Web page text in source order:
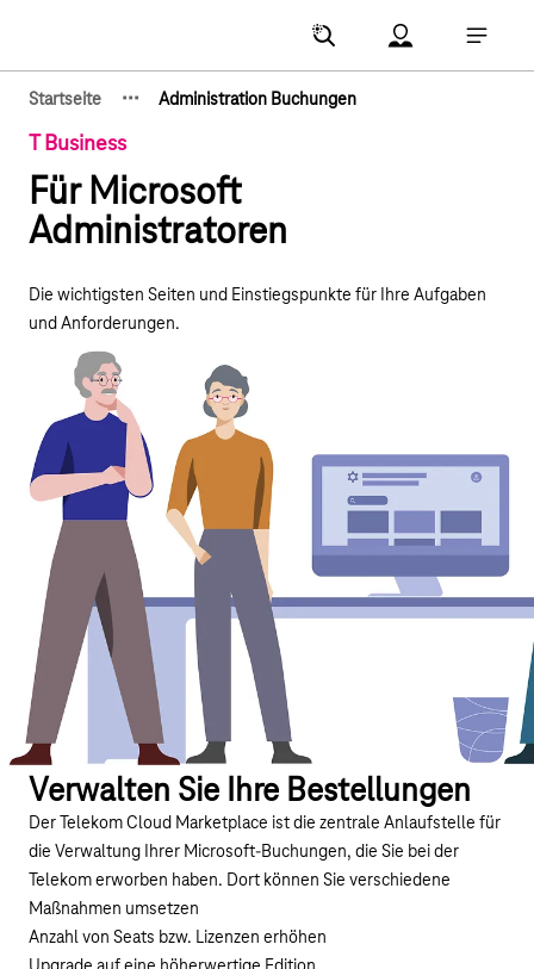
Account Menu
Startseite
Zeige verborgene Breadcrumb-Elemente
··· Administration Buchungen
T Business
Für Microsoft
Administratoren
Die wichtigsten Seiten und Einstiegspunkte für Ihre Aufgaben
und Anforderungen.
Verwalten Sie Ihre Bestellungen
Der Telekom Cloud Marketplace ist die zentrale Anlaufstelle für
die Verwaltung Ihrer Microsoft-Buchungen, die Sie bei der
Telekom erworben haben. Dort können Sie verschiedene
Maßnahmen umsetzen
Anzahl von Seats bzw. Lizenzen erhöhen